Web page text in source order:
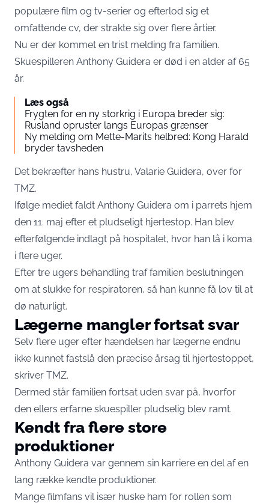
populære film og tv-serier og efterlod sig et
omfattende cv, der strakte sig over flere årtier.
Nu er der kommet en trist melding fra familien.
Skuespilleren Anthony Guidera er død i en alder af 65
år.
Læs også
Frygten for en ny storkrig i Europa breder sig:
Rusland opruster langs Europas grænser
Ny melding om Mette-Marits helbred: Kong Harald
bryder tavsheden
Det bekræfter hans hustru, Valarie Guidera, over for
TMZ.
Ifølge mediet faldt Anthony Guidera om i parrets hjem
den 11. maj efter et pludseligt hjertestop. Han blev
efterfølgende indlagt på hospitalet, hvor han lå i koma
i flere uger.
Efter tre ugers behandling traf familien beslutningen
om at slukke for respiratoren, så han kunne få lov til at
dø naturligt.
Lægerne mangler fortsat svar
Selv flere uger efter hændelsen har lægerne endnu
ikke kunnet fastslå den præcise årsag til hjertestoppet,
skriver TMZ.
Dermed står familien fortsat uden svar på, hvorfor
den ellers erfarne skuespiller pludselig blev ramt.
Kendt fra flere store
produktioner
Anthony Guidera var gennem sin karriere en del af en
lang række kendte produktioner.
Mange filmfans vil især huske ham for rollen som